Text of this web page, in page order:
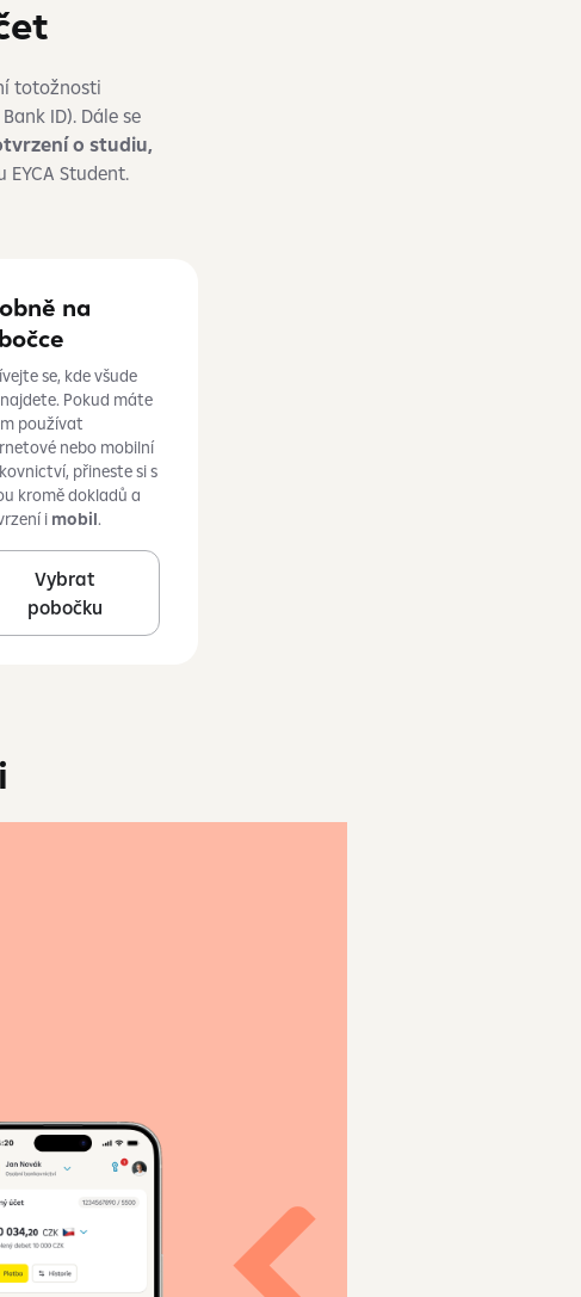
totožnosti
ID). Dále se
o studiu,
EYCA Student.
na
se, kde všude
Pokud máte
používat
nebo mobilní
přineste si s
kromě dokladů a
i mobil.
Vybrat
pobočku